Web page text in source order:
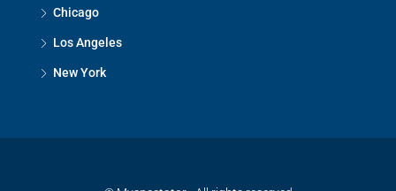
Chicago
Los Angeles
New York